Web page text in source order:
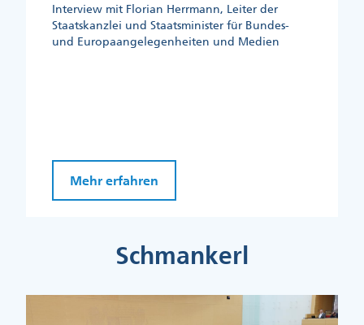
Interview mit Florian Herrmann, Leiter der
Staatskanzlei und Staatsminister für Bundes-
und Europaangelegenheiten und Medien
Mehr erfahren
Schmankerl